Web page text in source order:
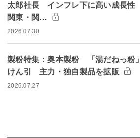
太郎社長 インフレ下に高い成長性
関東・関…
2026.07.30
製粉特集：奥本製粉 「湯だねっ粉」
けん引 主力・独自製品を拡販
2026.07.27